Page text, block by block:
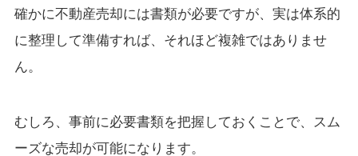
確かに不動産売却には書類が必要ですが、実は体系的
に整理して準備すれば、それほど複雑ではありませ
ん。
むしろ、事前に必要書類を把握しておくことで、スム
ーズな売却が可能になります。